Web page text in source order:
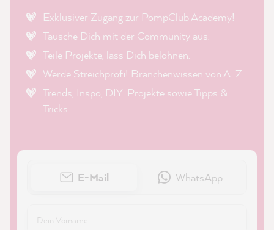
Exklusiver Zugang zur PompClub Academy!
Tausche Dich mit der Community aus.
Teile Projekte, lass Dich belohnen.
Werde Streichprofi! Branchenwissen von A-Z.
Trends, Inspo, DIY-Projekte sowie Tipps &
Tricks.
E-Mail WhatsApp